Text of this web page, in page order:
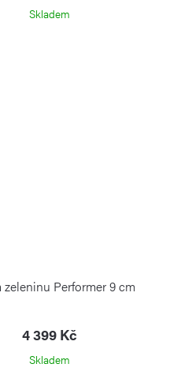
Skladem
zeleninu Performer 9 cm
4 399 Kč
Skladem